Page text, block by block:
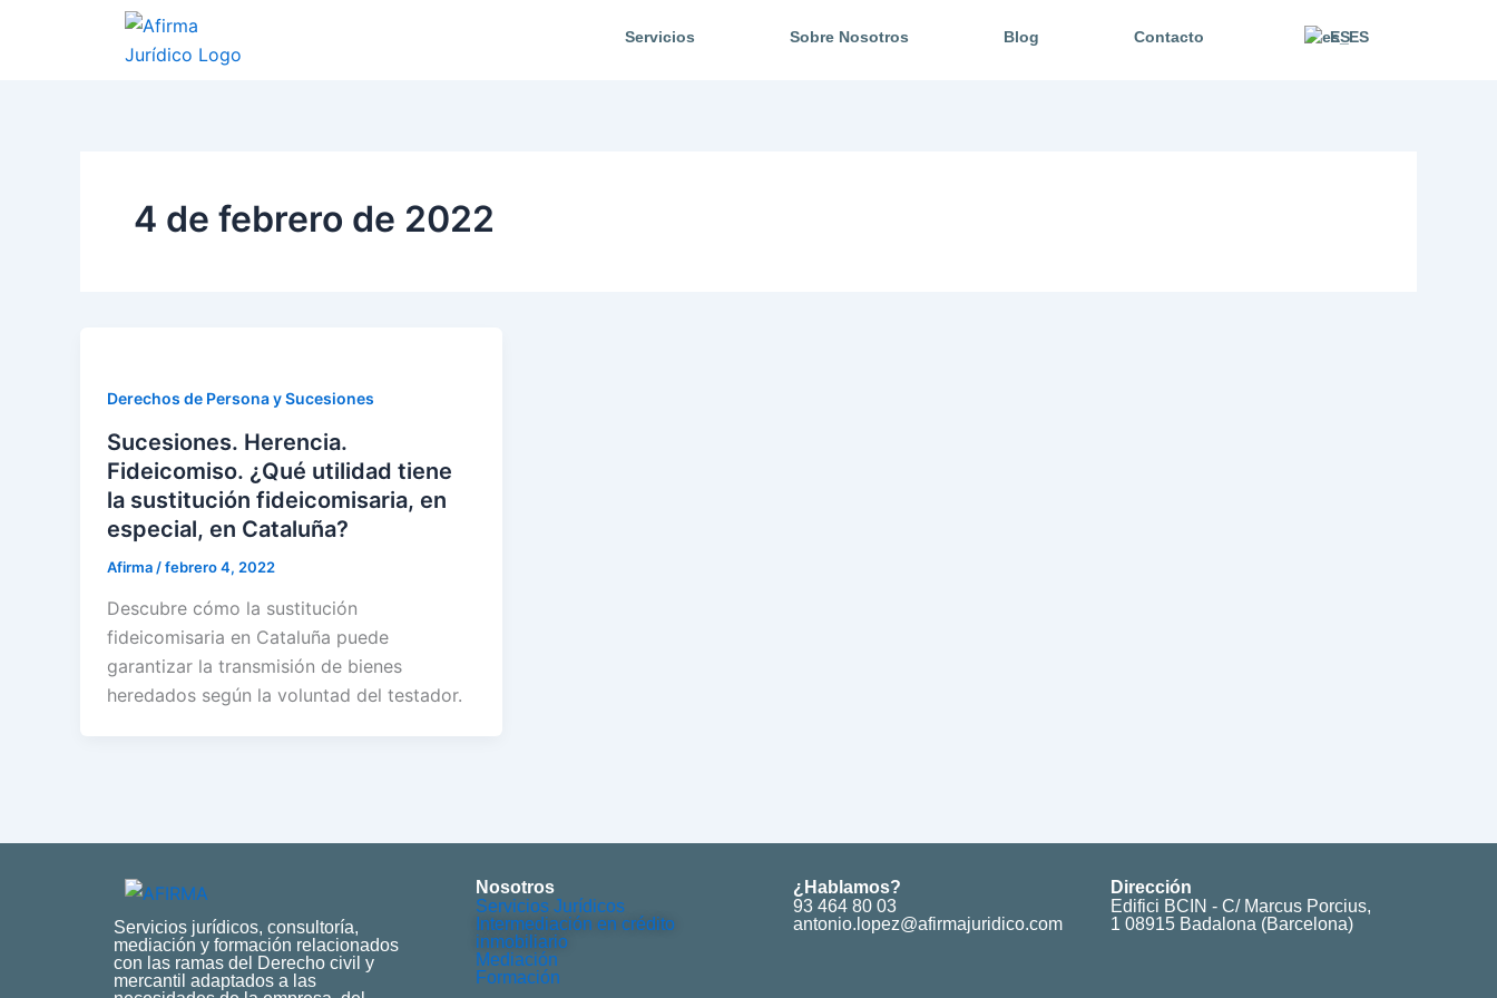
Servicios Sobre Nosotros Blog Contacto ES
4 de febrero de 2022
Derechos de Persona y Sucesiones
Sucesiones. Herencia.
Fideicomiso. ¿Qué utilidad tiene
la sustitución fideicomisaria, en
especial, en Cataluña?
Afirma /febrero 4, 2022
Descubre cómo la sustitución
fideicomisaria en Cataluña puede
garantizar la transmisión de bienes
heredados según la voluntad del testador.
Servicios jurídicos, consultoría,
mediación y formación relacionados
con las ramas del Derecho civil y
mercantil adaptados a las
Nosotros
Servicios Jurídicos
Intermediación en crédito
inmobiliario
Mediación
Formación
¿Hablamos?
93 464 80 03
antonio.lopez@afirmajuridico.com
Dirección
Edifici BCIN - C/ Marcus Porcius,
1 08915 Badalona (Barcelona)